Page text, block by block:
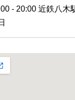
- 20:00 近鉄八木